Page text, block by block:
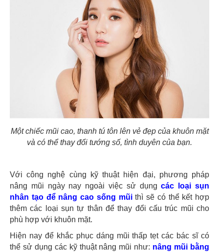
Một chiếc mũi cao, thanh tú tôn lên vẻ đẹp của khuôn mặt
và có thể thay đổi tướng số, tình duyên của bạn.
Với công nghệ cùng kỹ thuật hiện đại, phương pháp
nâng mũi ngày nay ngoài việc sử dụngcác loại sụn
nhân tạo để nâng cao sống mũithì sẽ có thể kết hợp
thêm các loại sụn tự thân để thay đổi cấu trúc mũi cho
phù hợp với khuôn mặt.
Hiện nay để khắc phục dáng mũi thấp tẹt các bác sĩ có
thể sử dụng các kỹ thuật nâng mũi như: nâng mũi bằng